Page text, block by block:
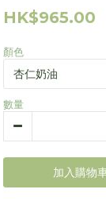
HK$965.00
顏色
數量
加入購物